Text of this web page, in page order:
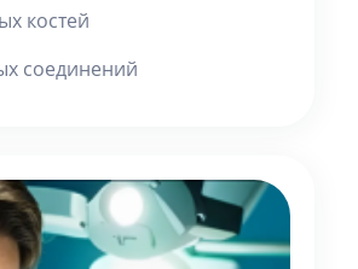
костей
соединений